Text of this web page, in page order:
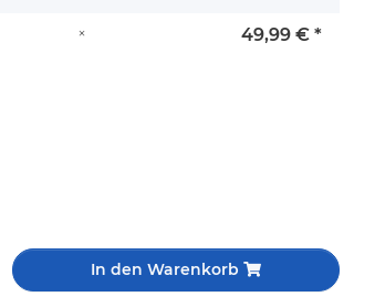
× 49,99 € *
In den Warenkorb